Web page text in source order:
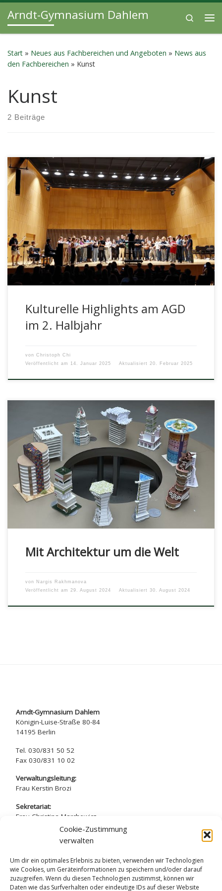
Cookie-Zustimmung
verwalten
Um dir ein optimales Erlebnis zu bieten, verwenden wir Technologien
wie Cookies, um Geräteinformationen zu speichern und/oder darauf
zuzugreifen. Wenn du diesen Technologien zustimmst, können wir
Daten wie das Surfverhalten oder eindeutige IDs auf dieser Website
Zum Inhalt springen
Arndt-Gymnasium Dahlem
Search
Start » Neues aus Fachbereichen und Angeboten » News aus
den Fachbereichen » Kunst
Kunst
2 Beiträge
Kulturelle Highlights am AGD
im 2. Halbjahr
von Christoph Chi
Veröffentlicht am
14. Januar 2025 Aktualisiert 20. Februar 2025
Beteiligte Autor*innen: Helen Zeidler, Oriel Baumhardt,
Charlotte Kaboth, Clara Huhn, Anisha Hill, Kiki Kyfonidis,
Lara Süß, Alea Refaie, Amelie Sprungala […]
Mit Architektur um die Welt
von Nargis Rakhmanova
Veröffentlicht am 29. August 2024 Aktualisiert 30. August 2024
Arndt-Gymnasium Dahlem
Königin-Luise-Straße 80-84
14195 Berlin
Tel. 030/831 50 52
Fax 030/831 10 02
Verwaltungsleitung:
Frau Kerstin Brozi
Sekretariat:
Frau Christina Marchewicz
Frau Nadine Simros
sekretariat@arndt-gymnasium.de